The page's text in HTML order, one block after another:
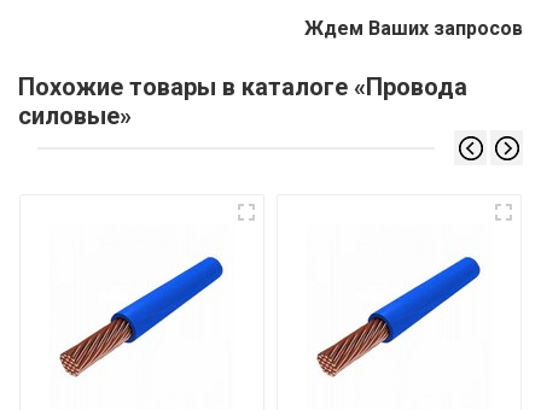
Ждем Ваших запросов
Похожие товары в каталоге «Провода
силовые»